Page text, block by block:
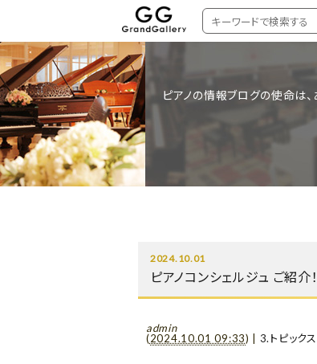
ピアノの情報ブログの使命は
2024.10.01
ピアノコンシェルジュ ご紹
admin
(2024.10.01 09:33) 3.トピック